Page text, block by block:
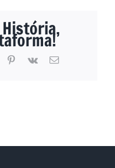
pinterest
vk
E-